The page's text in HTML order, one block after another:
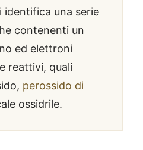
identifica una serie
contenenti un
ed elettroni
reattivi, quali
perossido di
ossidrile.